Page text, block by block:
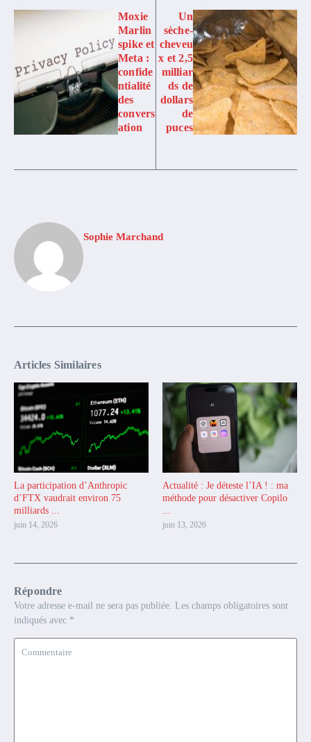
Moxie
Marlin
spike et
Meta :
confide
ntialité
des
convers
ation
Un
sèche-
cheveu
x et 2,5
milliar
ds de
dollars
de
puces
Sophie Marchand
Articles Similaires
La participation d’Anthropic
d’FTX vaudrait environ 75
milliards ...
juin 14, 2026
Actualité : Je déteste l’IA ! : ma
méthode pour désactiver Copilo
juin 13, 2026
Répondre
Votre adresse e-mail ne sera pas publiée. Les champs obligatoires sont
indiqués avec *